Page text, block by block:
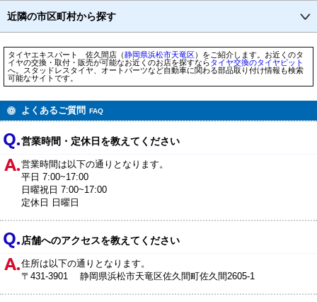
近隣の市区町村から探す
タイヤエキスパート 佐久間店（静岡県浜松市天竜区 ）をご紹介します。お近くのタ
イヤの交換・取付・販売が可能なお近くのお店を探すならタイヤ交換のタイヤピット
へ。スタッドレスタイヤ、オートパーツなど自動車に関わる部品取り付け情報も検索
可能なサイトです。
よくあるご質問 FAQ
営業時間・定休日を教えてください
営業時間は以下の通りとなります。
平日 7:00~17:00
日曜祝日 7:00~17:00
定休日 日曜日
店舗へのアクセスを教えてください
住所は以下の通りとなります。
〒431-3901 静岡県浜松市天竜区佐久間町佐久間2605-1